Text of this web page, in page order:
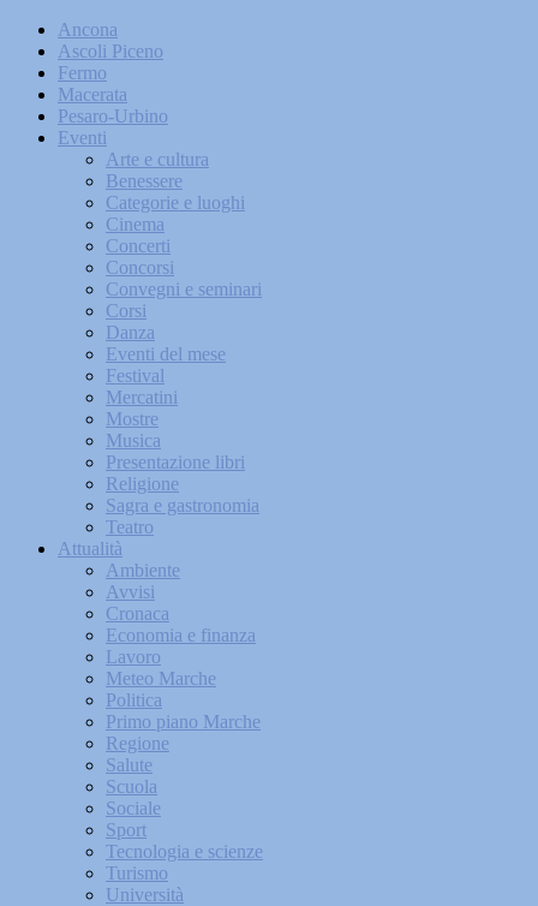
Ancona
Ascoli Piceno
Fermo
Macerata
Pesaro-Urbino
Eventi
Arte e cultura
Benessere
Categorie e luoghi
Cinema
Concerti
Concorsi
Convegni e seminari
Corsi
Danza
Eventi del mese
Festival
Mercatini
Mostre
Musica
Presentazione libri
Religione
Sagra e gastronomia
Teatro
Attualità
Ambiente
Avvisi
Cronaca
Economia e finanza
Lavoro
Meteo Marche
Politica
Primo piano Marche
Regione
Salute
Scuola
Sociale
Sport
Tecnologia e scienze
Turismo
Università